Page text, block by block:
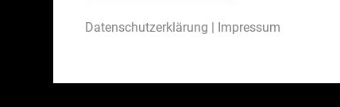
Datenschutzerklärung | Impressum